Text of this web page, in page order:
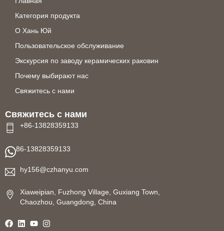
Категория продукта
О Хань Юй
Пользовательское обслуживание
Экскурсия по заводу керамических раковин
Почему выбирают нас
Свяжитесь с нами
Свяжитесь с нами
+86-13828359133
86-13828359133
hy156@czhanyu.com
Xiaweipian, Fuzhong Village, Guxiang Town,
Chaozhou, Guangdong, China